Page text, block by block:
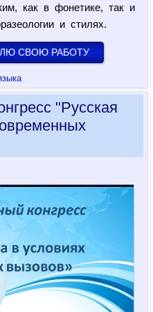
как в фонетике, так и
и стилях.
СВОЮ РАБОТУ
"Русская